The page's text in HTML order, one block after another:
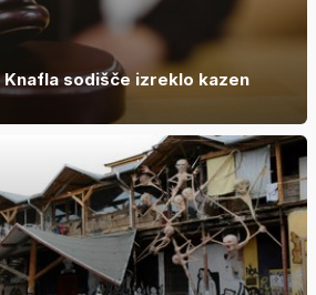
sodišče izreklo kazen